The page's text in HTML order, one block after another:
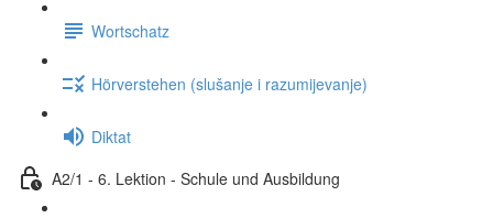
Wortschatz
Hörverstehen (slušanje i razumijevanje)
Diktat
A2/1 - 6. Lektion - Schule und Ausbildung